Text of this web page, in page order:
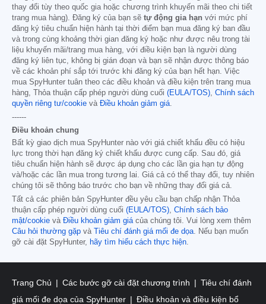
thay đổi tùy theo quốc gia hoặc chương trình khuyến mãi theo chi tiết
trang mua hàng). Đăng ký của bạn sẽ tự động gia hạn với mức phí
đăng ký tiêu chuẩn hiện hành tại thời điểm bạn mua đăng ký ban đầu
và trong cùng khoảng thời gian đăng ký hoặc như được nêu trong tài
liệu khuyến mãi/trang mua hàng, với điều kiện bạn là người dùng
đăng ký liên tục, không bị gián đoạn và bạn sẽ nhận được thông báo
về các khoản phí sắp tới trước khi đăng ký của bạn hết hạn. Việc
mua SpyHunter tuân theo các điều khoản và điều kiện trên trang mua
hàng, Thỏa thuận cấp phép người dùng cuối (EULA/TOS), Chính sách
quyền riêng tư/cookie và Điều khoản giảm giá.
------
Điều khoản chung
Bất kỳ giao dịch mua SpyHunter nào với giá chiết khấu đều có hiệu
lực trong thời hạn đăng ký chiết khấu được cung cấp. Sau đó, giá
tiêu chuẩn hiện hành sẽ được áp dụng cho các lần gia hạn tự động
và/hoặc các lần mua trong tương lai. Giá cả có thể thay đổi, tuy nhiên
chúng tôi sẽ thông báo trước cho bạn về những thay đổi giá cả.
Tất cả các phiên bản SpyHunter đều yêu cầu bạn chấp nhận Thỏa
thuận cấp phép người dùng cuối (EULA/TOS), Chính sách bảo
mật/cookie và Điều khoản giảm giácủa chúng tôi. Vui lòng xem thêm
Câu hỏi thường gặp và Tiêu chí đánh giá mối đe dọa. Nếu bạn muốn
gỡ cài đặt SpyHunter, hãy tìm hiểu cách thực hiện.
Trang Chủ Các bước gỡ cài đặt chương trình
Tiêu chí đánh
giá mối đe dọa của SpyHunter
Điều khoản và điều kiện bổ